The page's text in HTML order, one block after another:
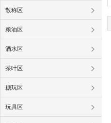
散称区
粮油区
酒水区
茶叶区
糖玩区
玩具区